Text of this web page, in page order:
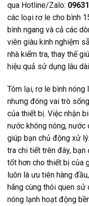
qua Hotline/Zalo:
các loại rơ le cho bình
bình ngang và cả các
viên giàu kinh nghiệm
nhà kiểm tra, thay thế
hiệu quả sử dụng lâu
Tóm lại, rơ le bình nóng
nhưng đóng vai trò
của thiết bị. Việc nhận
nước không nóng, nước
giúp bạn chủ động xử
tra chi tiết trên đây,
tốt hơn cho thiết bị của
luôn là ưu tiên hàng
hãng cùng thói quen sử
nóng lạnh hoạt động